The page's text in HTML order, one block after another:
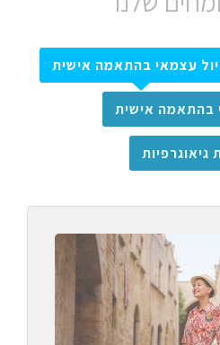
עצמאי בהתאמה אישית
בהתאמה אישית
גיאוגרפיות